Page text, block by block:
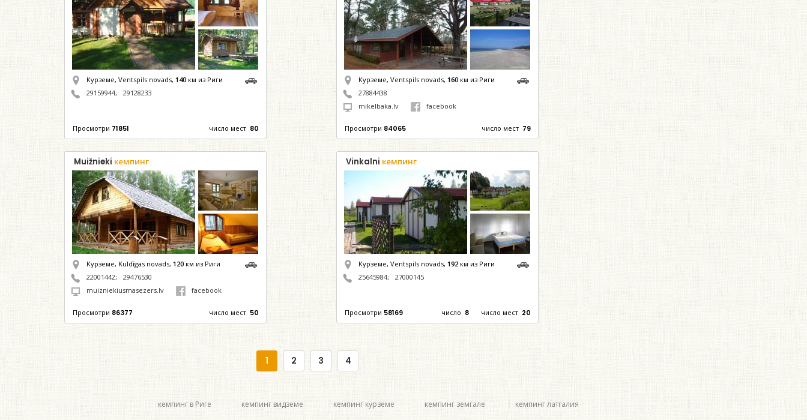
Курземе, Ventspils novads, 140км из Риги
29159944; 29128233
Просмотри 71851 число мест 80
Курземе, Ventspils novads,160 км из Риги
27884438
mikelbaka.lv
facebook
Просмотри 84065 число мест 79
Muižnieki кемпинг
Курземе, Kuldīgas novads, 120км из Риги
22001442;
29476530
muizniekiusmasezers.lv
facebook
Просмотри 86377 число мест 50
Vinkalni кемпинг
Курземе, Ventspils novads,192 км из Риги
25645984; 27000145
Просмотри 58169 число мест 20
число 8
1 2 3 4
кемпинг в Риге кемпинг видземе кемпинг курземе кемпинг земгале кемпинг латгалия